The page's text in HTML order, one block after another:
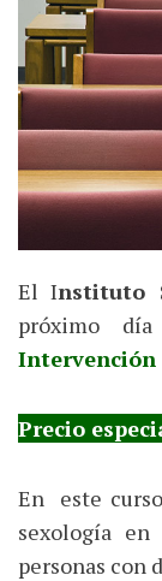
El Instituto
próximo
Intervención
Precio
En este
sexología
personas con